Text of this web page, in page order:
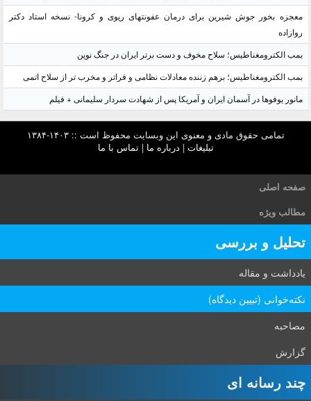
معجزه بخور جوش شیرین برای درمان عفونتهای ریوی و کرونا- نسخه استاد دکتر
روازاده
بمب الکترومغناطیس؛ سلاح مخوف و دست برتر ایران در جنگ نوین
بمب الکترومغناطیس؛ برهم زننده معادلات نظامی و فراتر و مخرب تر از سلاح اتمی
مانور یوفوها در آسمان ایران و آمریکا پس از شهادت سردار سلیمانی + فیلم
تمامی حقوق مادی و معنوی این وبسایت محفوظ است :: ۱۴۰۳-۱۳۸۴
تبلیغات | درباره ما |تماس با ما
صفحه اصلی
مطالب ویژه
تحلیل و بررسی
یادداشت و مقاله
نکته‌خوانی (تبیین دیدگاه)
مصاحبه
گزارش
چند رسانه ای